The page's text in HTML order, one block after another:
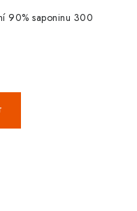
90% saponinu 300